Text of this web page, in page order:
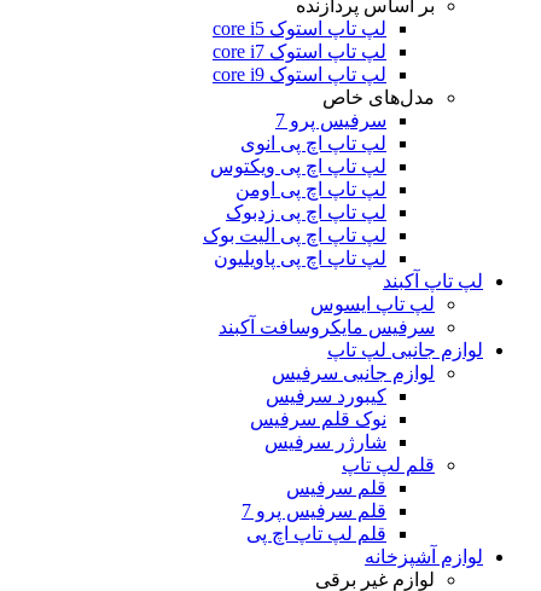
بر اساس پردازنده
لپ تاپ استوک core i5
لپ تاپ استوک core i7
لپ تاپ استوک core i9
مدل‌های خاص
سرفیس پرو 7
لپ تاپ اچ پی انوی
لپ تاپ اچ پی ویکتوس
لپ تاپ اچ پی اومن
لپ تاپ اچ پی زدبوک
لپ تاپ اچ پی الیت بوک
لپ تاپ اچ پی پاویلیون
لپ تاپ آکبند
لپ تاپ ایسوس
سرفیس مایکروسافت آکبند
لوازم جانبی لپ تاپ
لوازم جانبی سرفیس
کیبورد سرفیس
نوک قلم سرفیس
شارژر سرفیس
قلم لپ تاپ
قلم سرفیس
قلم سرفیس پرو 7
قلم لپ تاپ اچ پی
لوازم آشپزخانه
لوازم غیر برقی